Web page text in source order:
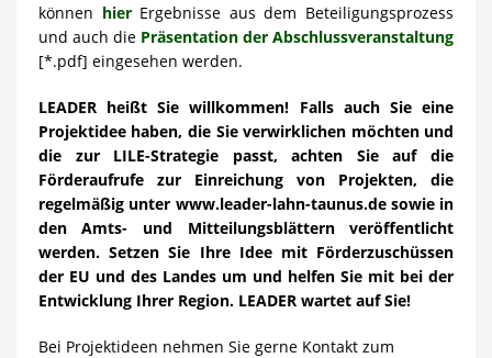
können hierErgebnisse aus dem Beteiligungsprozess
und auch die Präsentation der Abschlussveranstaltung
[*.pdf] eingesehen werden.
LEADER heißt Sie willkommen! Falls auch Sie eine
Projektidee haben, die Sie verwirklichen möchten und
die zur LILE-Strategie passt, achten Sie auf die
Förderaufrufe zur Einreichung von Projekten, die
regelmäßig unter www.leader-lahn-taunus.de sowie in
den Amts- und Mitteilungsblättern veröffentlicht
werden. Setzen Sie Ihre Idee mit Förderzuschüssen
der EU und des Landes um und helfen Sie mit bei der
Entwicklung Ihrer Region. LEADER wartet auf Sie!
Bei Projektideen nehmen Sie gerne Kontakt zum